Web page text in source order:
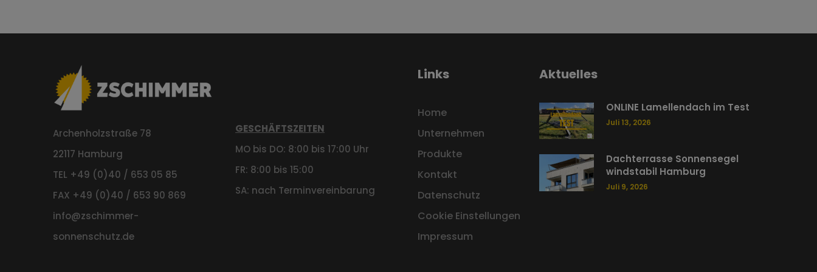
Archenholzstraße 78
22117 Hamburg
TEL +49 (0)40 / 653 05 85
FAX +49 (0)40 / 653 90 869
info@zschimmer-
sonnenschutz.de
GESCHÄFTSZEITEN
MO bis DO: 8:00 bis 17:00 Uhr
FR: 8:00 bis 15:00
SA: nach Terminvereinbarung
Links
Home
Unternehmen
Produkte
Kontakt
Datenschutz
Cookie Einstellungen
Impressum
Aktuelles
ONLINE Lamellendach im Test
Juli 13, 2026
Dachterrasse Sonnensegel
windstabil Hamburg
Juli 9, 2026